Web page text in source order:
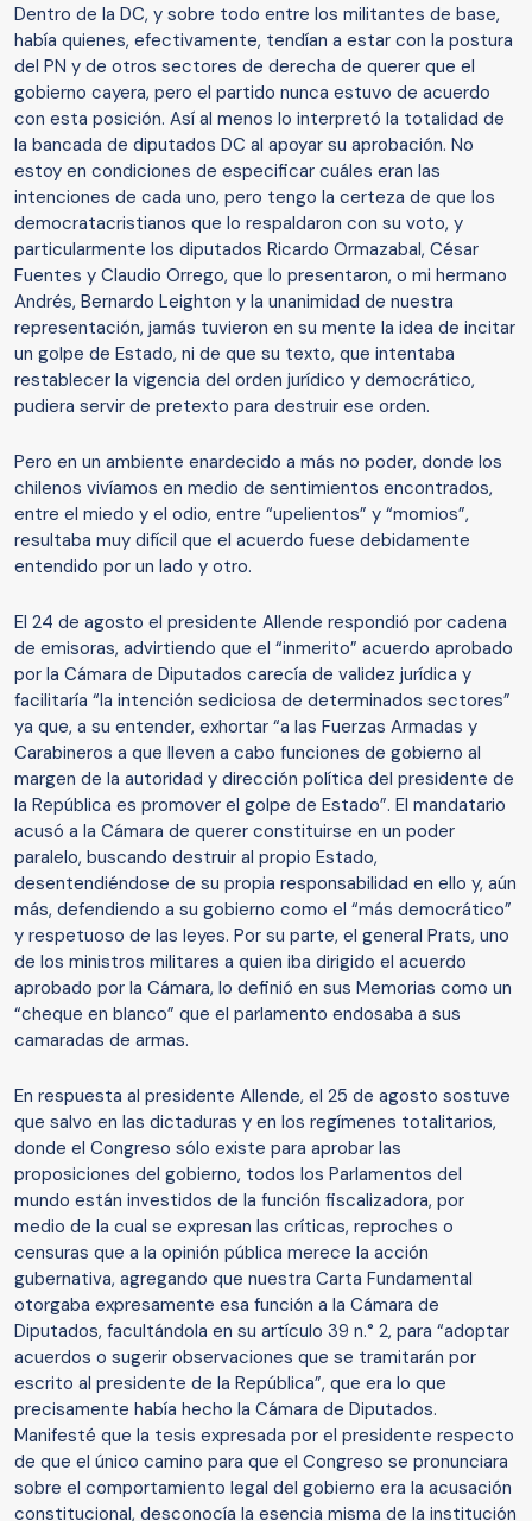
Dentro de la DC, y sobre todo entre los militantes de base,
había quienes, efectivamente, tendían a estar con la postura
del PN y de otros sectores de derecha de querer que el
gobierno cayera, pero el partido nunca estuvo de acuerdo
con esta posición. Así al menos lo interpretó la totalidad de
la bancada de diputados DC al apoyar su aprobación. No
estoy en condiciones de especificar cuáles eran las
intenciones de cada uno, pero tengo la certeza de que los
democratacristianos que lo respaldaron con su voto, y
particularmente los diputados Ricardo Ormazabal, César
Fuentes y Claudio Orrego, que lo presentaron, o mi hermano
Andrés, Bernardo Leighton y la unanimidad de nuestra
representación, jamás tuvieron en su mente la idea de incitar
un golpe de Estado, ni de que su texto, que intentaba
restablecer la vigencia del orden jurídico y democrático,
pudiera servir de pretexto para destruir ese orden.
Pero en un ambiente enardecido a más no poder, donde los
chilenos vivíamos en medio de sentimientos encontrados,
entre el miedo y el odio, entre “upelientos” y “momios”,
resultaba muy difícil que el acuerdo fuese debidamente
entendido por un lado y otro.
El 24 de agosto el presidente Allende respondió por cadena
de emisoras, advirtiendo que el “inmerito” acuerdo aprobado
por la Cámara de Diputados carecía de validez jurídica y
facilitaría “la intención sediciosa de determinados sectores”
ya que, a su entender, exhortar “a las Fuerzas Armadas y
Carabineros a que lleven a cabo funciones de gobierno al
margen de la autoridad y dirección política del presidente de
la República es promover el golpe de Estado”. El mandatario
acusó a la Cámara de querer constituirse en un poder
paralelo, buscando destruir al propio Estado,
desentendiéndose de su propia responsabilidad en ello y, aún
más, defendiendo a su gobierno como el “más democrático”
y respetuoso de las leyes. Por su parte, el general Prats, uno
de los ministros militares a quien iba dirigido el acuerdo
aprobado por la Cámara, lo definió en sus Memorias como un
“cheque en blanco” que el parlamento endosaba a sus
camaradas de armas.
En respuesta al presidente Allende, el 25 de agosto sostuve
que salvo en las dictaduras y en los regímenes totalitarios,
donde el Congreso sólo existe para aprobar las
proposiciones del gobierno, todos los Parlamentos del
mundo están investidos de la función fiscalizadora, por
medio de la cual se expresan las críticas, reproches o
censuras que a la opinión pública merece la acción
gubernativa, agregando que nuestra Carta Fundamental
otorgaba expresamente esa función a la Cámara de
Diputados, facultándola en su artículo 39 n.° 2, para “adoptar
acuerdos o sugerir observaciones que se tramitarán por
escrito al presidente de la República”, que era lo que
precisamente había hecho la Cámara de Diputados.
Manifesté que la tesis expresada por el presidente respecto
de que el único camino para que el Congreso se pronunciara
sobre el comportamiento legal del gobierno era la acusación
constitucional, desconocía la esencia misma de la institución